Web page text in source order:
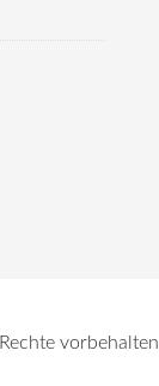
Rechte vorbehalten